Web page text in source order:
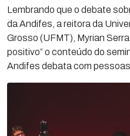
Lembrando que o debate
da Andifes, a reitora da
Grosso (UFMT), Myrian
positivo” o conteúdo do
Andifes debata com